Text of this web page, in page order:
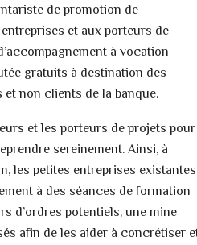
de promotion de
et aux porteurs de
à vocation
gratuits à destination des
non clients de la banque.
et les porteurs de projets pour
sereinement. Ainsi, à
les petites entreprises
à des séances de formation
d’ordres potentiels, une mine
afin de les aider à concrétiser